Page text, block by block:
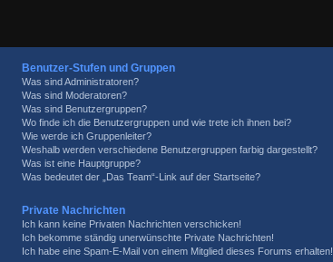
Benutzer-Stufen und Gruppen
Was sind Administratoren?
Was sind Moderatoren?
Was sind Benutzergruppen?
Wo finde ich die Benutzergruppen und wie trete ich ihnen bei?
Wie werde ich Gruppenleiter?
Weshalb werden verschiedene Benutzergruppen farbig dargestellt?
Was ist eine Hauptgruppe?
Was bedeutet der „Das Team“-Link auf der Startseite?
Private Nachrichten
Ich kann keine Privaten Nachrichten verschicken!
Ich bekomme ständig unerwünschte Private Nachrichten!
Ich habe eine Spam-E-Mail von einem Mitglied dieses Forums erhalten!